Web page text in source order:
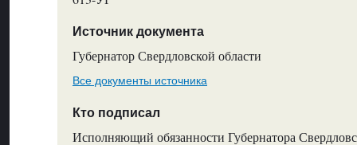
Источник документа
Губернатор Свердловской области
Все документы источника
Кто подписал
Исполняющий обязанности Губернатора